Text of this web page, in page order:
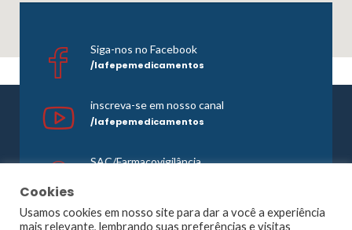
Siga-nos no Facebook
/lafepemedicamentos
inscreva-se em nosso canal
/lafepemedicamentos
SAC/Farmacovigilância
Cookies
Usamos cookies em nosso site para dar a você a experiência
mais relevante, lembrando suas preferências e visitas